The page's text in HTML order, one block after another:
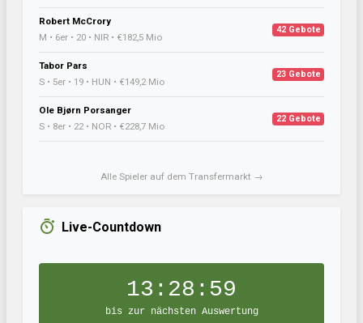
Robert McCrory
M • 6er • 20 • NIR • €182,5 Mio
42 Gebote
Tabor Pars
S • 5er • 19 • HUN • €149,2 Mio
23 Gebote
Ole Bjørn Porsanger
S • 8er • 22 • NOR • €228,7 Mio
22 Gebote
Alle Spieler auf dem Transfermarkt →
Live-Countdown
13:28:58
bis zur nächsten Auswertung